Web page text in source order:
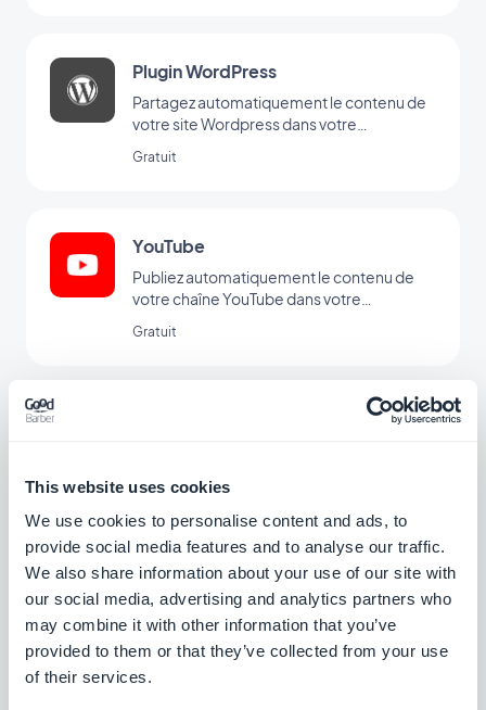
This website uses cookies
We use cookies to personalise content and ads, to
provide social media features and to analyse our traffic.
We also share information about your use of our site with
our social media, advertising and analytics partners who
may combine it with other information that you’ve
provided to them or that they’ve collected from your use
of their services.
Plugin WordPress
Partagez automatiquement le contenu de
votre site Wordpress dans votre
Wordpress
Gratuit
YouTube
Publiez automatiquement le contenu de
votre chaîne YouTube dans votre
GoodBarber.
Gratuit
application GoodBarber avec l’intégration
Vimeo, pour une synchronisation en temps
réel de vos publications.
Flux Podcast
Permettez à vos utilisateurs d’avoir un
accès direct avec vos podcasts.
Gratuit